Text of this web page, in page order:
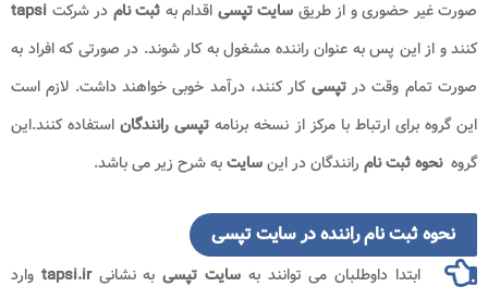
صورت غیر حضوری و از طریق سایت تپسی اقدام به ثبت نام در شرکت tapsi
کنند و از این پس به عنوان راننده مشغول به کار شوند. در صورتی که افراد به
صورت تمام وقت درتپسیکار کنند، درآمد خوبی خواهند داشت. لازم است
این گروه برای ارتباط با مرکز از نسخه برنامه تپسی رانندگاناستفاده کنند.این
گروهنحوه ثبت نام رانندگان در اینسایتبه شرح زیر می باشد.
نحوه ثبت نام راننده در سایت تپسی
ابتدا داوطلبان می توانند به سایت تپسی به نشانیtapsi.ir وارد